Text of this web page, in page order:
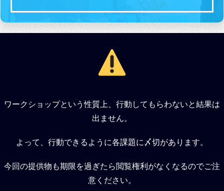
ワークショップという性質上、行動してもらわないと結果は
出ません。
よって、行動できるように各課題に〆切があります。
今回の提供物も期限を過ぎたら閲覧権利がなくなるのでご注
意ください。